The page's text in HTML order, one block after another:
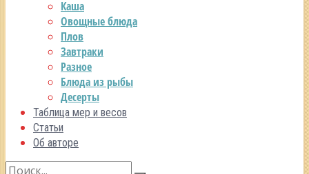
Каша
Овощные блюда
Плов
Завтраки
Разное
Блюда из рыбы
Десерты
Таблица мер и весов
Статьи
Об авторе